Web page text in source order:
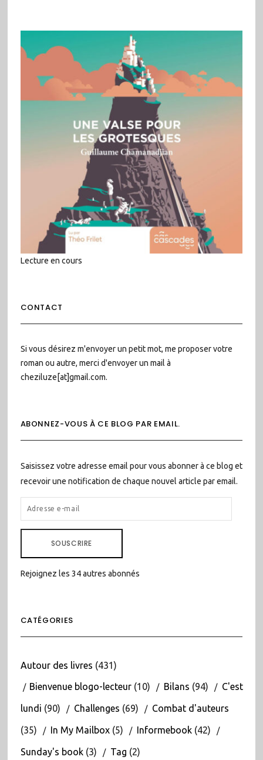
Lecture en cours
CONTACT
Si vous désirez m'envoyer un petit mot, me proposer votre
roman ou autre, merci d'envoyer un mail à
cheziluze[at]gmail.com.
ABONNEZ-VOUS À CE BLOG PAR EMAIL.
Saisissez votre adresse email pour vous abonner à ce blog et
recevoir une notification de chaque nouvel article par email.
ADRESSE
E-
SOUSCRIRE
Rejoignez les 34 autres abonnés
CATÉGORIES
Autour des livres (431)
Bienvenue blogo-lecteur(10) Bilans (94) C'est
lundi (90) Challenges (69) Combat d'auteurs
(35) In My Mailbox(5) Informebook(42)
Sunday's book(3) Tag (2)